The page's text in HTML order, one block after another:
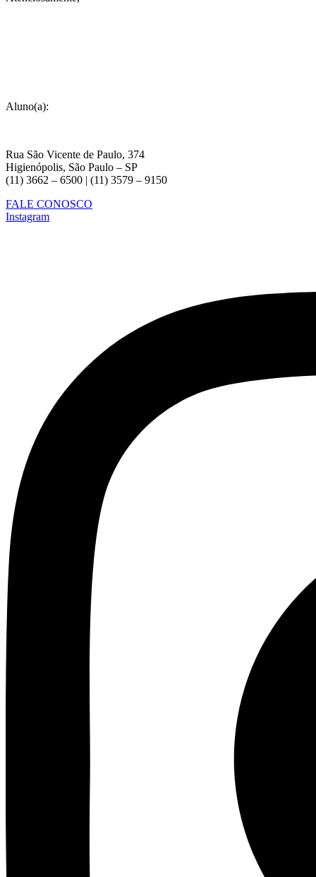
Aluno(a):
Rua São Vicente de Paulo, 374
Higienópolis, São Paulo – SP
(11) 3662 – 6500 | (11) 3579 – 9150
FALE CONOSCO
Instagram